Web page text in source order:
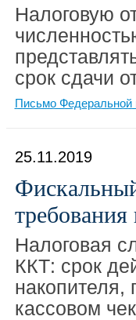
Налоговую
срок сдачи
Письмо Федеральной
25.11.2019
требования
Налоговая
ККТ: срок
накопителя,
кассовом